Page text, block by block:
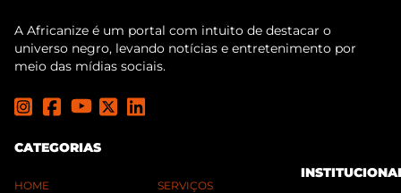
A Africanize é um portal com intuito de destacar o
universo negro, levando notícias e entretenimento por
meio das mídias sociais.
CATEGORIAS
HOME SERVIÇOS